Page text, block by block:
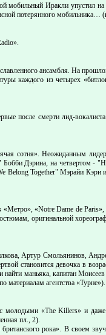
Иракли упустил
потерянного
ансамбля. На
каждого из четырех
после смерти лид-
сотня». Неожиданным
Бобби Дэрина, на четвертом
Together" Мэрайи Кэри
«Notre Dame de
оригинальной
Артур Смольянинов,
становится девочка в
маньяка, капитан
материалам агентства «Турне»).
молодыми «The Killers» и
пл., 2).
рока». В своем